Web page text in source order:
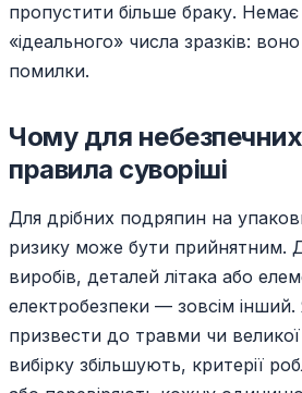
пропустити більше браку. Немає
«ідеального» числа зразків:
помилки.
Чому для небезпечних
правила суворіші
Для дрібних подряпин на
ризику може бути прийнятним.
виробів, деталей літака або
електробезпеки — зовсім
призвести до травми чи
вибірку збільшують, критерії